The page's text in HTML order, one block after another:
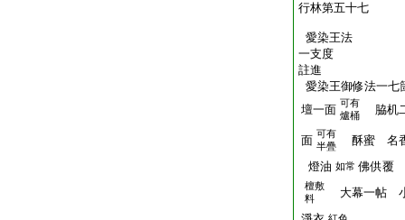
行林第五十七
愛染王法
一支度
註進
愛染王御修法一七
壇一面 可有
爐桶
脇机
面 可有
半疊
酥蜜 名
燈油 如常 佛供覆
檀敷
料
大幕一帖